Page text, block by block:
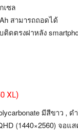
เซล
สามารถถอดได้
ดตรงฝาหลัง
XL)
มีสีขาว , ด
(1440×2560) จอแ